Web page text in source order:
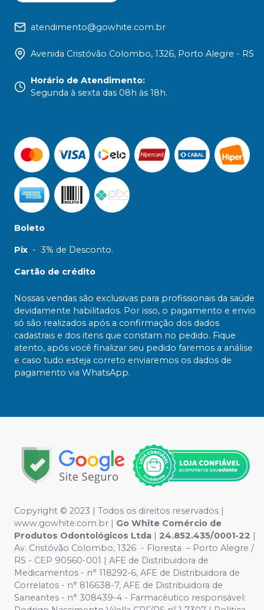
atendimento@gowhite.com.br
Avenida Cristóvão Colombo, 1326, Porto Alegre - RS
Horário de Atendimento:
Segunda à sexta das 08h às 18h.
Boleto
Pix - 3% de Desconto.
Cartão de crédito
Nossas vendas são exclusivas para profissionais da saúde
devidamente habilitados. Por isso, o pagamento e envio
só são realizados após a confirmação dos dados
cadastrais e dos itens que constam no pedido. Fique
atento, após você finalizar seu pedido faremos a análise
e caso tudo esteja correto enviaremos os dados de
pagamento via WhatsApp.
Copyright ©️ 2023 | Todos os direitos reservados |
www.gowhite.com.br | Go White Comércio de
Produtos Odontológicos Ltda | 24.852.435/0001-22 |
Av. Cristóvão Colombo, 1326 - Floresta – Porto Alegre /
RS - CEP 90560-001 | AFE de Distribuidora de
Medicamentos - n° 118292-6, AFE de Distribuidora de
Correlatos - n° 816638-7, AFE de Distribuidora de
Saneantes - n° 308439-4 - Farmacêutico responsável: